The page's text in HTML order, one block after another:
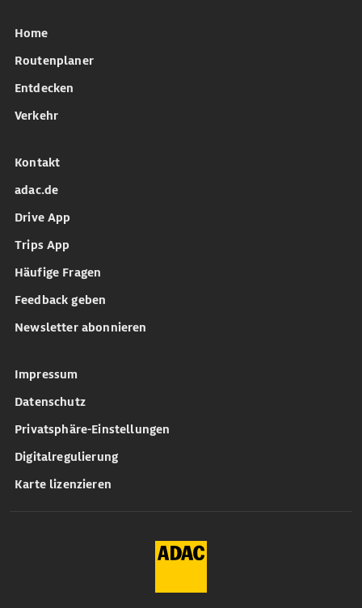
Home
Routenplaner
Entdecken
Verkehr
Kontakt
adac.de
Drive App
Trips App
Häufige Fragen
Feedback geben
Newsletter abonnieren
Impressum
Datenschutz
Privatsphäre-Einstellungen
Digitalregulierung
Karte lizenzieren